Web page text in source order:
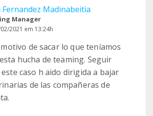
Madinabeitia
Manager
2021 em 13:24h
de sacar lo que teníamos
hucha de teaming. Seguir
caso h aido dirigida a bajar
de las compañeras de